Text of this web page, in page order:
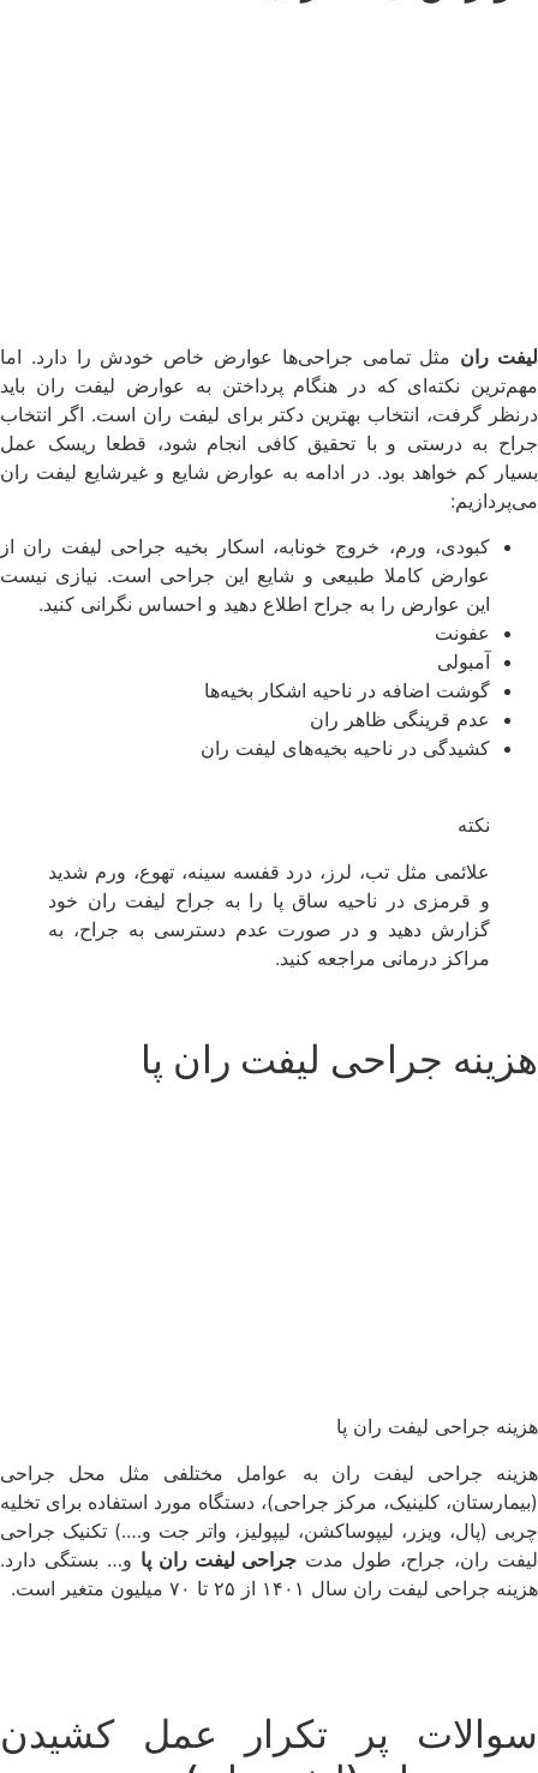
لیفت ران مثل تمامی جراحی‌ها عوارض خاص خودش را دارد. اما
مهم‌ترین نکته‌ای که در هنگام پرداختن به عوارض لیفت ران باید
درنظر گرفت، انتخاب بهترین دکتر برای لیفت ران است. اگر انتخاب
جراح به درستی و با تحقیق کافی انجام شود، قطعا ریسک عمل
بسیار کم خواهد بود. در ادامه به عوارض شایع و غیرشایع لیفت ران
می‌پردازیم:
کبودی، ورم، خروج خونابه، اسکار بخیه جراحی لیفت ران از
عوارض کاملا طبیعی و شایع این جراحی است. نیازی نیست
این عوارض را به جراح اطلاع دهید و احساس نگرانی کنید.
عفونت
آمبولی
گوشت اضافه در ناحیه اشکار بخیه‌ها
عدم قرینگی ظاهر ران
کشیدگی در ناحیه بخیه‌های لیفت ران
نکته
علائمی مثل تب، لرز، درد قفسه سینه، تهوع، ورم شدید
و قرمزی در ناحیه ساق پا را به جراح لیفت ران خود
گزارش دهید و در صورت عدم دسترسی به جراح، به
مراکز درمانی مراجعه کنید.
هزینه جراحی لیفت ران پا
هزینه جراحی لیفت ران پا
هزینه جراحی لیفت ران به عوامل مختلفی مثل محل جراحی
(بیمارستان، کلینیک، مرکز جراحی)، دستگاه مورد استفاده برای تخلیه
چربی (پال، ویزر، لیپوساکشن، لیپولیز، واتر جت و….) تکنیک جراحی
لیفت ران، جراح، طول مدت جراحی لیفت ران پا و… بستگی دارد.
هزینه جراحی لیفت ران سال ۱۴۰۱ از ۲۵ تا ۷۰ میلیون متغیر است.
سوالات پر تکرار عمل کشیدن